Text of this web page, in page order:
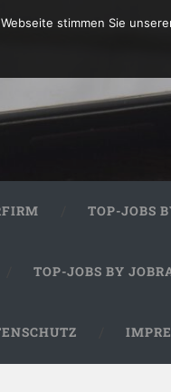
TOP-JOBS
TOP-JOBS BY
stimmen Sie